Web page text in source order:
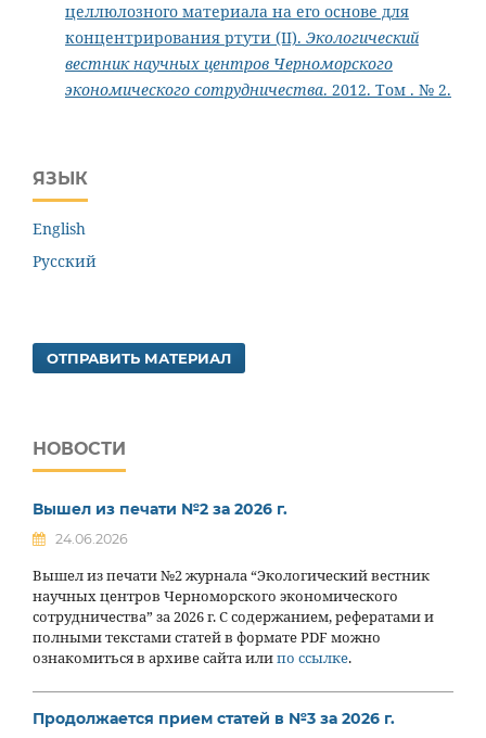
целлюлозного материала на его основе для
концентрирования ртути (II). Экологический
вестник научных центров Черноморского
экономического сотрудничества. 2012. Том . № 2.
ЯЗЫК
English
Русский
ОТПРАВИТЬ МАТЕРИАЛ
НОВОСТИ
Вышел из печати №2 за 2026 г.
24.06.2026
Вышел из печати №2 журнала “Экологический вестник
научных центров Черноморского экономического
сотрудничества” за 2026 г. С содержанием, рефератами и
полными текстами статей в формате PDF можно
ознакомиться в архиве сайта илипо ссылке.
Продолжается прием статей в №3 за 2026 г.